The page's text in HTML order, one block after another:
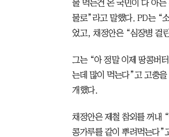
물 먹는건 온 국민이 다 아
물로”라고 말했다. PD는 “
었고, 채정안은 “심장병 걸
그는 “아 정말 이제 땅콩버
는데 많이 먹는다”고 고충
개했다.
채정안은 제철 참외를 꺼내
콩가루를 같이 뿌려먹는다”